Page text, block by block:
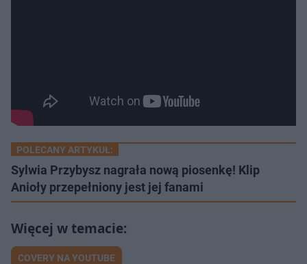
POLECANY ARTYKUŁ:
Sylwia Przybysz nagrała nową piosenkę! Klip
Anioły przepełniony jest jej fanami
COVERY NA YOUTUBE